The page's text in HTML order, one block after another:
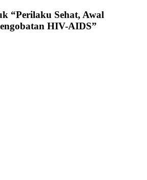
“Perilaku Sehat, Awal
HIV-AIDS”